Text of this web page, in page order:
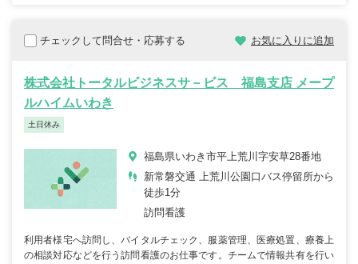
チェックして問合せ・応募する お気に入りに追加
株式会社トータルビジネスサ－ビス 福島支店 メープ
ルハイムいわき
土日休み
福島県いわき市平上荒川字安草28番地
新常磐交通 上荒川公園口バス停留所から
徒歩1分
訪問看護
利用者様宅へ訪問し、バイタルチェック、服薬管理、医療処置、療養上
の相談対応などを行う訪問看護のお仕事です。チームで情報共有を行い